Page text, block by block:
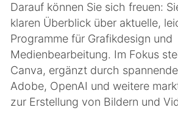
Darauf können Sie sich freuen:
klaren Überblick über aktuelle,
Programme für Grafikdesign und
Medienbearbeitung. Im Fokus
Canva, ergänzt durch
Adobe, OpenAI und weitere
zur Erstellung von Bildern und